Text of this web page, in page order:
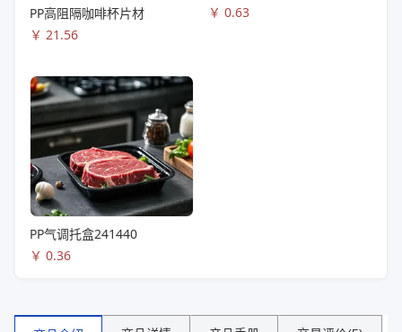
PP高阻隔咖啡杯片材
￥ 21.56
￥ 0.63
PP气调托盒241440
￥ 0.36